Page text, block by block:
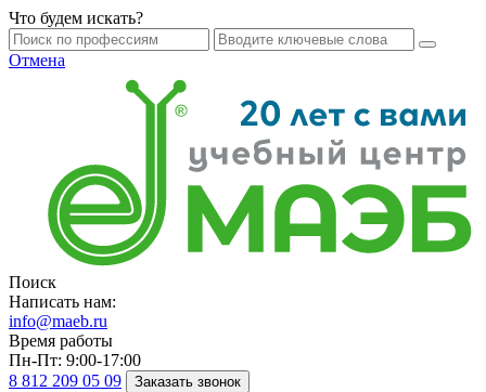
Что будем искать?
Отмена
Поиск
Написать нам:
info@maeb.ru
Время работы
Пн-Пт: 9:00-17:00
8 812 209 05 09 Заказать звонок